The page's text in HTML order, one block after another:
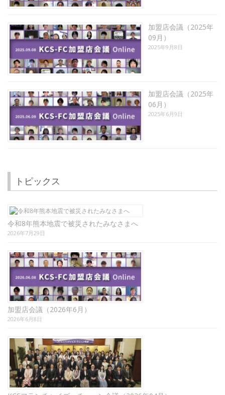
加盟店会議（2025年
09月）
2025年9月8日
加盟店会議（2025年
06月）
2025年6月9日
トピックス
令和8年熊本地震で被災されたみなさまへ
2026年7月29日
加盟店会議（2026年6月）
2026年6月8日